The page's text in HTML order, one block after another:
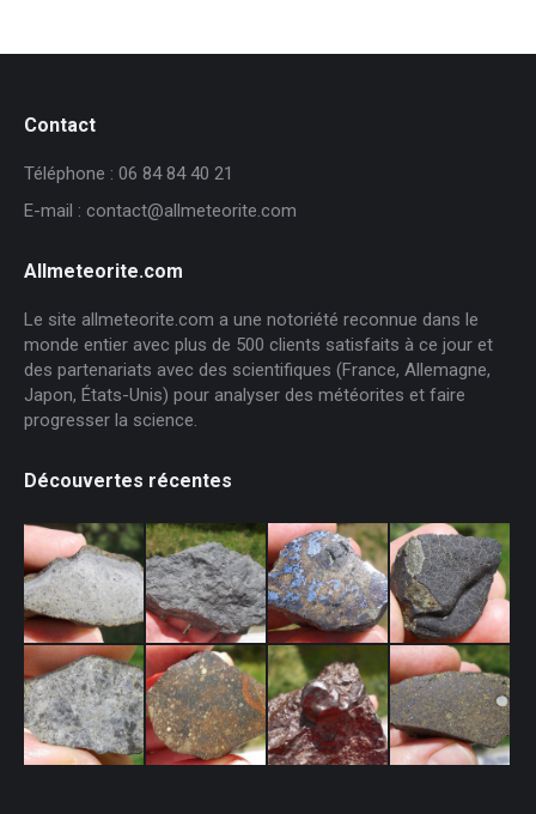
Contact
Téléphone : 06 84 84 40 21
E-mail : contact@allmeteorite.com
Allmeteorite.com
Le site allmeteorite.com a une notoriété reconnue dans le
monde entier avec plus de 500 clients satisfaits à ce jour et
des partenariats avec des scientifiques (France, Allemagne,
Japon, États-Unis) pour analyser des météorites et faire
progresser la science.
Découvertes récentes